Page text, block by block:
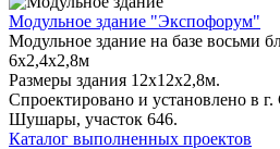
Модульное здание "Экспофорум"
Модульное здание на базе восьми
6x2,4x2,8м
Размеры здания 12х12х2,8м.
Спроектировано и установлено в г.
Шушары, участок 646.
Каталог выполненных проектов